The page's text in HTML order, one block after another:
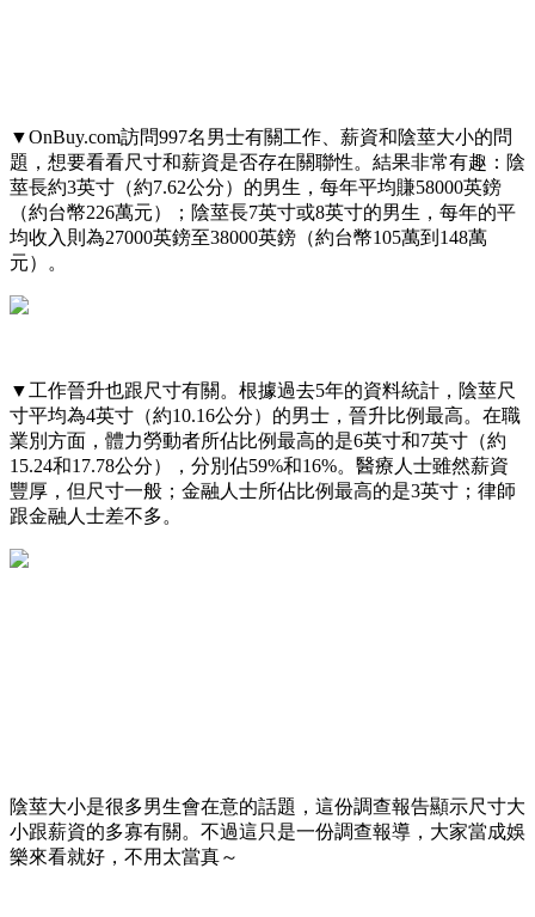
▼OnBuy.com訪問997名男士有關工作、薪資和陰莖大小的問
題，想要看看尺寸和薪資是否存在關聯性。結果非常有趣：陰
莖長約3英寸（約7.62公分）的男生，每年平均賺58000英鎊
（約台幣226萬元）；陰莖長7英寸或8英寸的男生，每年的平
均收入則為27000英鎊至38000英鎊（約台幣105萬到148萬
元）。
▼工作晉升也跟尺寸有關。根據過去5年的資料統計，陰莖尺
寸平均為4英寸（約10.16公分）的男士，晉升比例最高。在職
業別方面，體力勞動者所佔比例最高的是6英寸和7英寸（約
15.24和17.78公分），分別佔59%和16%。醫療人士雖然薪資
豐厚，但尺寸一般；金融人士所佔比例最高的是3英寸；律師
跟金融人士差不多。
陰莖大小是很多男生會在意的話題，這份調查報告顯示尺寸大
小跟薪資的多寡有關。不過這只是一份調查報導，大家當成娛
樂來看就好，不用太當真～